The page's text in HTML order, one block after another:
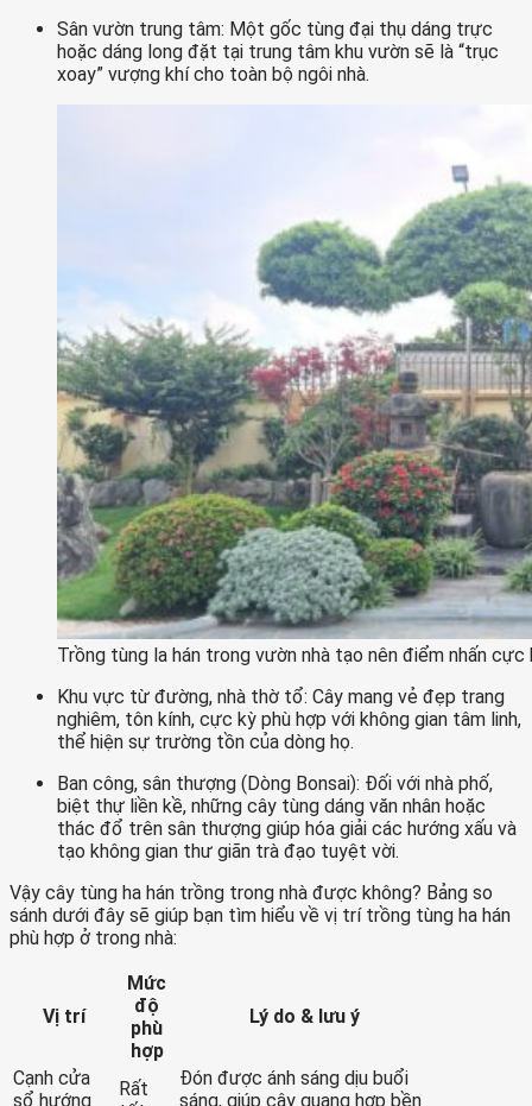
Sân vườn trung tâm: Một gốc tùng đại thụ dáng trực
hoặc dáng long đặt tại trung tâm khu vườn sẽ là “trục
xoay” vượng khí cho toàn bộ ngôi nhà.
Trồng tùng la hán trong vườn nhà tạo nên điểm nhấn
Khu vực từ đường, nhà thờ tổ: Cây mang vẻ đẹp trang
nghiêm, tôn kính, cực kỳ phù hợp với không gian tâm linh,
thể hiện sự trường tồn của dòng họ.
Ban công, sân thượng (Dòng Bonsai): Đối với nhà phố,
biệt thự liền kề, những cây tùng dáng văn nhân hoặc
thác đổ trên sân thượng giúp hóa giải các hướng xấu và
tạo không gian thư giãn trà đạo tuyệt vời.
Vậy cây tùng ha hán trồng trong nhà được không? Bảng so
sánh dưới đây sẽ giúp bạn tìm hiểu về vị trí trồng tùng ha hán
phù hợp ở trong nhà:
Vị trí
Mức
độ
phù
hợp
Lý do & lưu ý
Cạnh cửa
sổ hướng
Rất
Đón được ánh sáng dịu buổi
sáng, giúp cây quang hợp bền